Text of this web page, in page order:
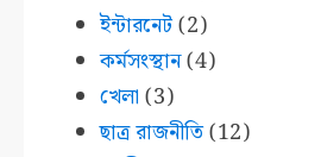
ইন্টারনেট(2)
কর্মসংস্থান(4)
খেলা (3)
ছাত্র রাজনীতি(12)